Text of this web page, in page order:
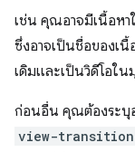
เช่น คุณอาจมีเนื้อห
ซึ่งอาจเป็นชื่อของเ
เดิมและเป็นวิดีโอใ
ก่อนอื่น คุณต้องระบุ
view-